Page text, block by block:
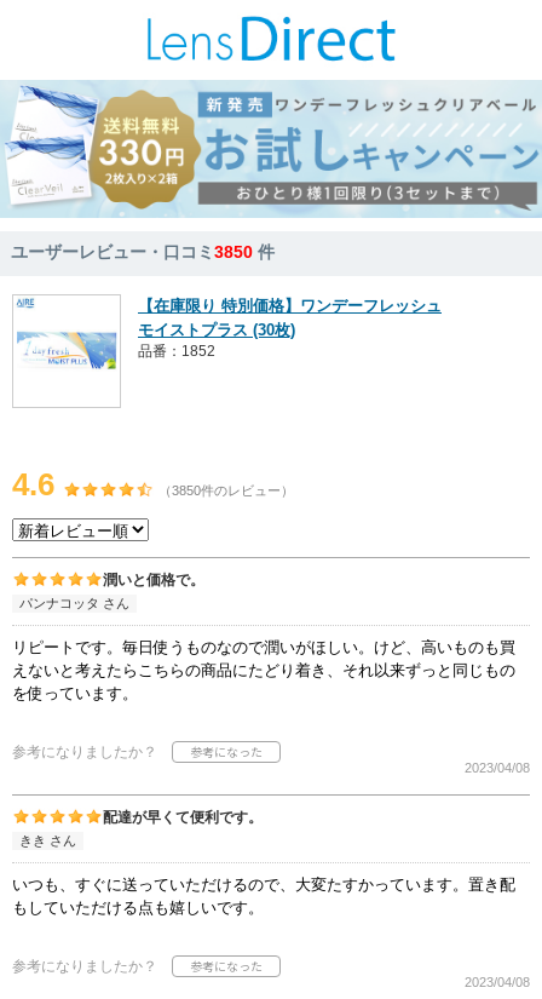
ユーザーレビュー・口コミ3850 件
【在庫限り 特別価格】ワンデーフレッシュ
モイストプラス (30枚)
品番：1852
4.6 （3850件のレビュー）
潤いと価格で。
パンナコッタ さん
リピートです。毎日使うものなので潤いがほしい。けど、高いものも買
えないと考えたらこちらの商品にたどり着き、それ以来ずっと同じもの
を使っています。
参考になりましたか？
2023/04/08
配達が早くて便利です。
きき さん
いつも、すぐに送っていただけるので、大変たすかっています。置き配
もしていただける点も嬉しいです。
参考になりましたか？
2023/04/08